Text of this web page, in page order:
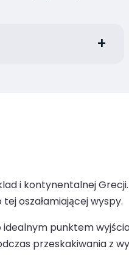
i kontynentalnej
oszałamiającej wyspy.
idealnym punktem
przeskakiwania z